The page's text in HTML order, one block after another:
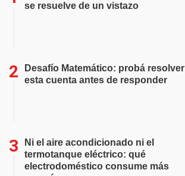
se resuelve de un vistazo
Desafío Matemático: probá resolver
esta cuenta antes de responder
Ni el aire acondicionado ni el
termotanque eléctrico: qué
electrodoméstico consume más